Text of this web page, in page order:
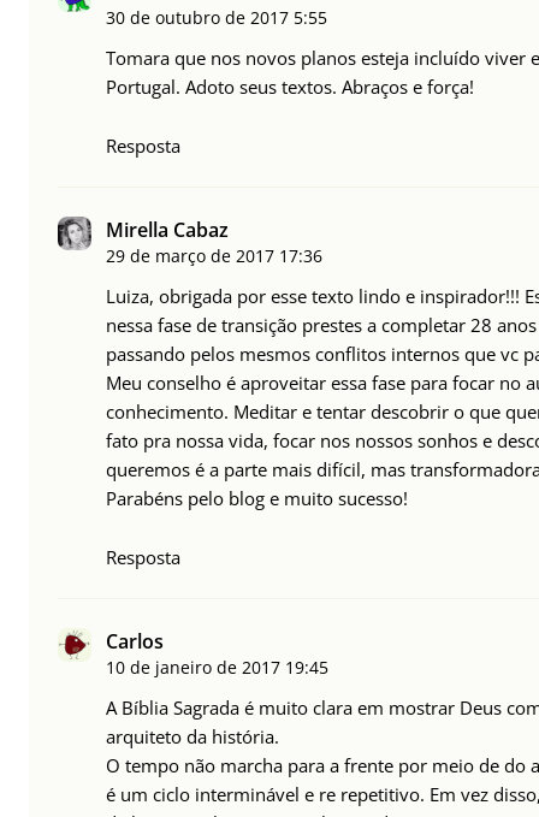
30 de outubro de 2017 5:55
Tomara que nos novos planos esteja incluído viver
Portugal. Adoto seus textos. Abraços e força!
Resposta
Mirella Cabaz
29 de março de 2017 17:36
Luiza, obrigada por esse texto lindo e inspirador!!!
nessa fase de transição prestes a completar 28
passando pelos mesmos conflitos internos que vc
Meu conselho é aproveitar essa fase para focar no
conhecimento. Meditar e tentar descobrir o que
fato pra nossa vida, focar nos nossos sonhos e
queremos é a parte mais difícil, mas
Parabéns pelo blog e muito sucesso!
Resposta
Carlos
10 de janeiro de 2017 19:45
A Bíblia Sagrada é muito clara em mostrar Deus
arquiteto da história.
O tempo não marcha para a frente por meio de do
é um ciclo interminável e re repetitivo. Em vez